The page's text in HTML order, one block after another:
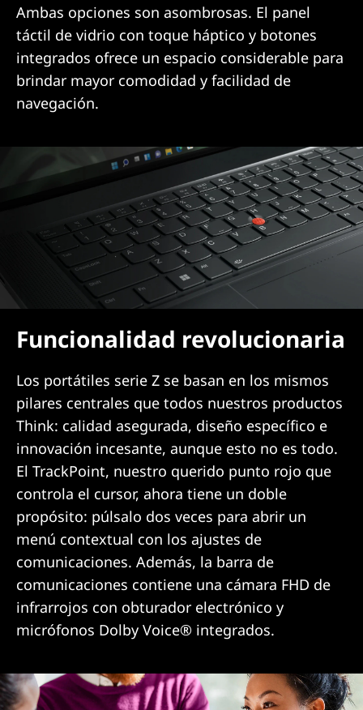
Ambas opciones son asombrosas. El panel
táctil de vidrio con toque háptico y botones
integrados ofrece un espacio considerable para
brindar mayor comodidad y facilidad de
navegación.
Funcionalidad revolucionaria
Los portátiles serie Z se basan en los mismos
pilares centrales que todos nuestros productos
Think: calidad asegurada, diseño específico e
innovación incesante, aunque esto no es todo.
El TrackPoint, nuestro querido punto rojo que
controla el cursor, ahora tiene un doble
propósito: púlsalo dos veces para abrir un
menú contextual con los ajustes de
comunicaciones. Además, la barra de
comunicaciones contiene una cámara FHD de
infrarrojos con obturador electrónico y
micrófonos Dolby Voice® integrados.